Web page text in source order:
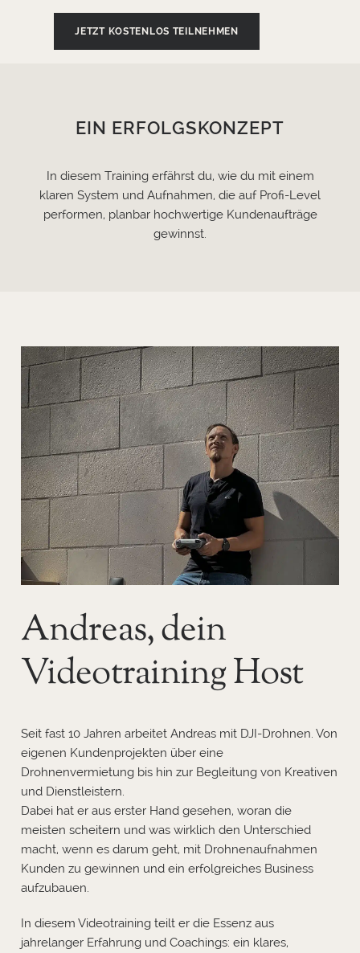
JETZT KOSTENLOS TEILNEHMEN
EIN ERFOLGSKONZEPT
In diesem Training erfährst du, wie du mit einem
klaren System und Aufnahmen, die auf Profi-Level
performen, planbar hochwertige Kundenaufträge
gewinnst.
Andreas, dein
Videotraining Host
Seit fast 10 Jahren arbeitet Andreas mit DJI-Drohnen. Von
eigenen Kundenprojekten über eine
Drohnenvermietung bis hin zur Begleitung von Kreativen
und Dienstleistern.
Dabei hat er aus erster Hand gesehen, woran die
meisten scheitern und was wirklich den Unterschied
macht, wenn es darum geht, mit Drohnenaufnahmen
Kunden zu gewinnen und ein erfolgreiches Business
aufzubauen.
In diesem Videotraining teilt er die Essenz aus
jahrelanger Erfahrung und Coachings: ein klares,